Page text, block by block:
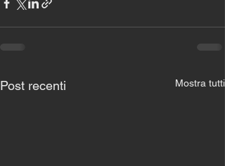
Post recenti Mostra tutti